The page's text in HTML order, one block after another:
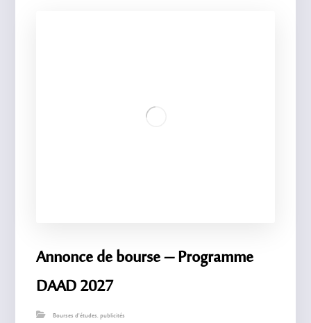
Annonce de bourse – Programme
DAAD 2027
Bourses d'études,publicités